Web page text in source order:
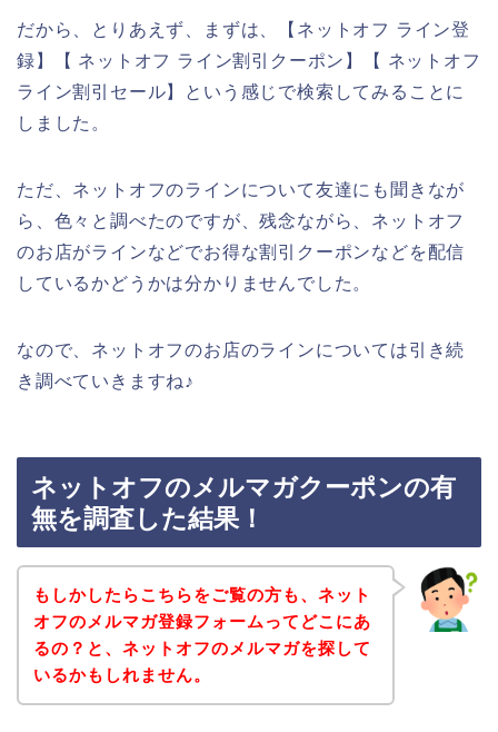
だから、とりあえず、まずは、【ネットオフ ライン登
録】【 ネットオフ ライン割引クーポン】【 ネットオフ
ライン割引セール】という感じで検索してみることに
しました。
ただ、ネットオフのラインについて友達にも聞きなが
ら、色々と調べたのですが、残念ながら、ネットオフ
のお店がラインなどでお得な割引クーポンなどを配信
しているかどうかは分かりませんでした。
なので、ネットオフのお店のラインについては引き続
き調べていきますね♪
ネットオフのメルマガクーポンの有
無を調査した結果！
もしかしたらこちらをご覧の方も、ネット
オフのメルマガ登録フォームってどこにあ
るの？と、ネットオフのメルマガを探して
いるかもしれません。